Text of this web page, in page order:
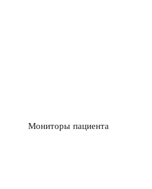
Мониторы пациента